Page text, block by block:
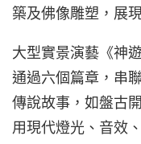
築及佛像雕塑，展
大型實景演藝《神
通過六個篇章，串
傳說故事，如盤古
用現代燈光、音效